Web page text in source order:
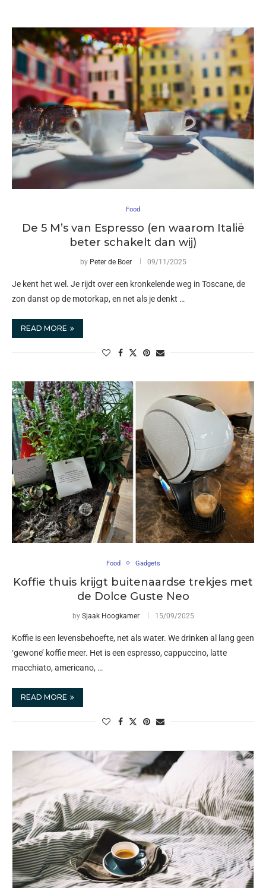
Food
De 5 M’s van Espresso (en waarom Italië
beter schakelt dan wij)
by Peter de Boer 09/11/2025
Je kent het wel. Je rijdt over een kronkelende weg in Toscane, de
zon danst op de motorkap, en net als je denkt …
READ MORE
Food Gadgets
Koffie thuis krijgt buitenaardse trekjes met
de Dolce Guste Neo
by Sjaak Hoogkamer 15/09/2025
Koffie is een levensbehoefte, net als water. We drinken al lang geen
‘gewone’ koffie meer. Het is een espresso, cappuccino, latte
macchiato, americano, …
READ MORE